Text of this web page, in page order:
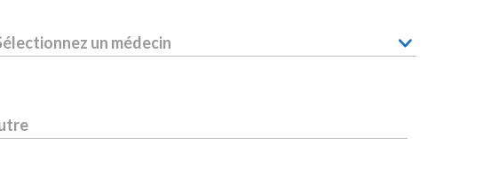
un médecin